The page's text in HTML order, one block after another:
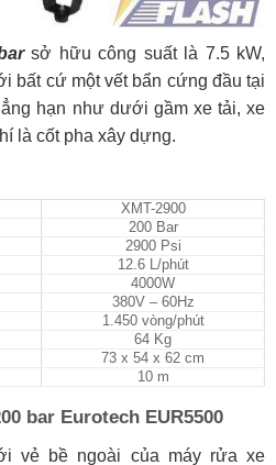
sở hữu công suất là 7.5 kW,
bất cứ một vết bẩn cứng đầu tại
hạn như dưới gầm xe tải, xe
là cốt pha xây dựng.
XMT-2900
200 Bar
2900 Psi
12.6 L/phút
4000W
380V – 60Hz
1.450 vòng/phút
64 Kg
73 x 54 x 62 cm
10 m
bar Eurotech EUR5500
vẻ bề ngoài của máy rửa xe